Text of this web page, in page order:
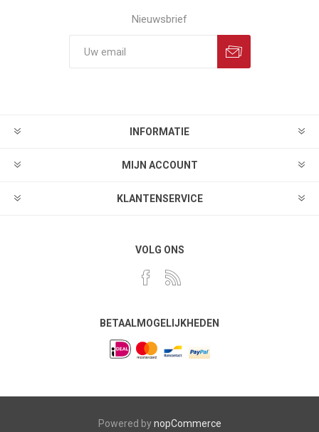
Nieuwsbrief
INFORMATIE
MIJN ACCOUNT
KLANTENSERVICE
VOLG ONS
BETAALMOGELIJKHEDEN
Powered bynopCommerce